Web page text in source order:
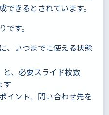
できるとされています。
す。
、いつまでに使える状態
、必要スライド枚数
す
イント、問い合わせ先を